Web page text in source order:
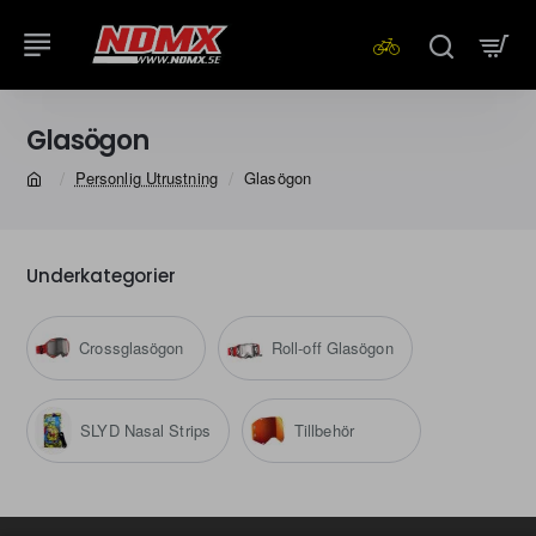
Glasögon
Personlig Utrustning Glasögon
Underkategorier
Crossglasögon Roll-off Glasögon
SLYD Nasal Strips Tillbehör